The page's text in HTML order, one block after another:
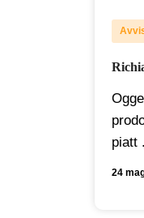
piatt
24